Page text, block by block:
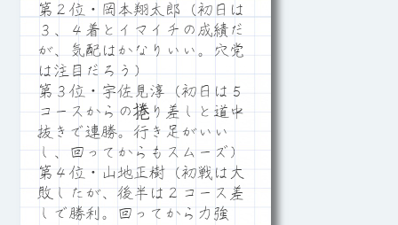
第２位・岡本翔太郎（初日は
３、４着とイマイチの成績だ
が、気配はかなりいい。穴党
は注目だろう）
第３位・宇佐見淳（初日は５
コースからの捲り差しと道中
抜きで連勝。行き足がいい
し、回ってからもスムーズ）
第４位・山地正樹（初戦は大
敗したが、後半は２コース差
しで勝利。回ってから力強